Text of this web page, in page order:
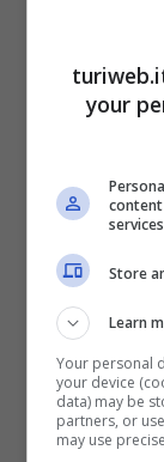
frustrante.
Chiamate
Questi
your
content
Store
Learn
Your personal
your device
data) may be
partners, or
may use